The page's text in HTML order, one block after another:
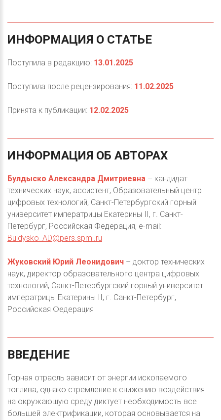
ИНФОРМАЦИЯ О СТАТЬЕ
Поступила в редакцию: 13.01.2025
Поступила после рецензирования: 11.02.2025
Принята к публикации: 12.02.2025
ИНФОРМАЦИЯ ОБ АВТОРАХ
Булдыско Александра Дмитриевна – кандидат
технических наук, ассистент, Образовательный центр
цифровых технологий, Санкт-Петербургский горный
университет императрицы Екатерины II, г. Санкт-
Петербург, Российская Федерация, e-mail:
Buldysko_AD@pers.spmi.ru
Жуковский Юрий Леонидович – доктор технических
наук, директор образовательного центра цифровых
технологий, Санкт-Петербургский горный университет
императрицы Екатерины II, г. Санкт-Петербург,
Российская Федерация
ВВЕДЕНИЕ
Горная отрасль зависит от энергии ископаемого
топлива, однако стремление к снижению воздействия
на окружающую среду диктует необходимость все
большей электрификации, которая основывается на